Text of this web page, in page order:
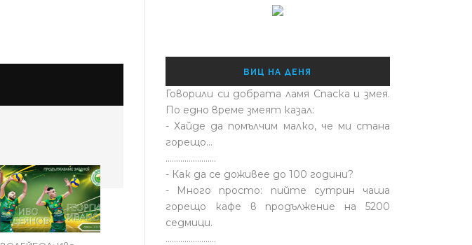
ВИЦ НА ДЕНЯ
Говорили си добрата ламя Спаска и змея.
По едно време змеят казал:
- Хайде да помълчим малко, че ми стана
горещо...
........................
- Как да се доживее до 100 години?
- Много просто: пийте сутрин чаша
горещо кафе в продължение на 5200
седмици.
........................